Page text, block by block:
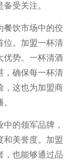
受关注。
饮市场中的佼
位。加盟一杯清
优势。一杯清酒
，确保每一杯清
，这也为加盟商
的领军品牌，
和美誉度。加盟
，也能够通过品